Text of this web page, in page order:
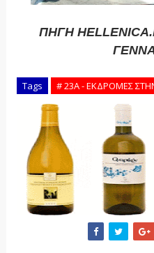
ΠΗΓΗ
Tags # 23Α - ΕΚΔΡΟΜΕΣ